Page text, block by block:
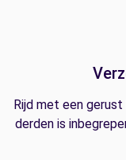
Rijd met een gerust
derden is